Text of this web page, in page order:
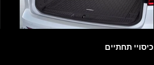
כיסויי תחתיים